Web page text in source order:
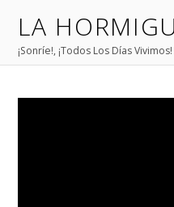
LA
¡Sonríe!, ¡Todos Los Días Vivimos!